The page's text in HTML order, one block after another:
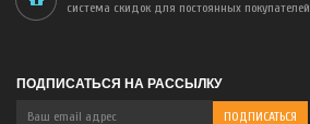
система скидок для постоянных покупателей
ПОДПИСАТЬСЯ НА РАССЫЛКУ